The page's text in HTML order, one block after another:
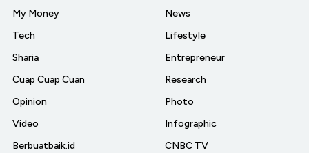
My Money
Tech
Sharia
Cuap Cuap Cuan
Opinion
Video
Berbuatbaik.id
News
Lifestyle
Entrepreneur
Research
Photo
Infographic
CNBC TV